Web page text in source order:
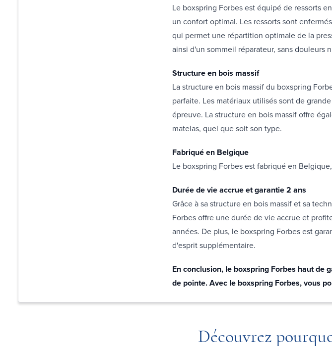
Le boxspring Forbes est équipé de ressorts
un confort optimal. Les ressorts sont
qui permet une répartition optimale de la
ainsi d'un sommeil réparateur, sans douleurs
Structure en bois massif
La structure en bois massif du boxspring
parfaite. Les matériaux utilisés sont de
épreuve. La structure en bois massif offre
matelas, quel que soit son type.
Fabriqué en Belgique
Le boxspring Forbes est fabriqué en
Durée de vie accrue et garantie 2 ans
Grâce à sa structure en bois massif et sa
Forbes offre une durée de vie accrue et
années. De plus, le boxspring Forbes est
d'esprit supplémentaire.
En conclusion, le boxspring Forbes haut de
de pointe. Avec le boxspring Forbes, vous
Découvrez